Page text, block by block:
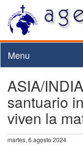
Menu
ASIA/
santuario
viven la
martes, 6 agosto 2024